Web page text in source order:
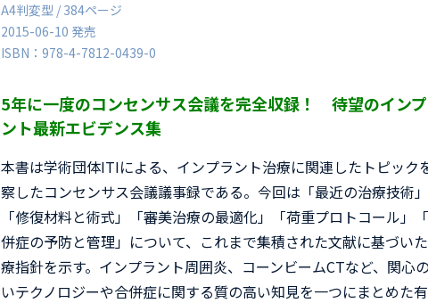
A4判変型 / 384ページ
2015-06-10 発売
ISBN：978-4-7812-0439-0
5年に一度のコンセンサス会議を完全収録！ 待望のイン
ント最新エビデンス集
本書は学術団体ITIによる、インプラント治療に関連したトピック
察したコンセンサス会議議事録である。今回は「最近の治療技術」
「修復材料と術式」「審美治療の最適化」「荷重プロトコール」
併症の予防と管理」について、これまで集積された文献に基づい
療指針を示す。インプラント周囲炎、コーンビームCTなど、関心
いテクノロジーや合併症に関する質の高い知見を一つにまとめた